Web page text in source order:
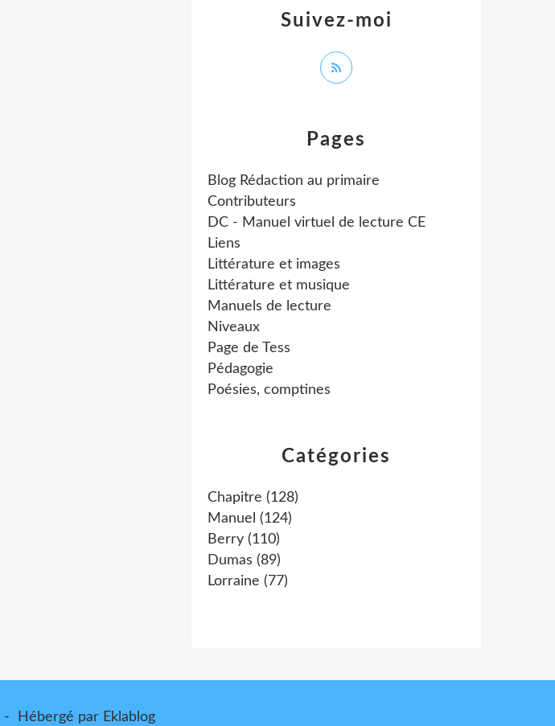
Catégories
Chapitre (128)
Manuel (124)
Berry (110)
Dumas (89)
Lorraine (77)
Pages
Blog Rédaction au primaire
Contributeurs
DC - Manuel virtuel de lecture CE
Liens
Littérature et images
Littérature et musique
Manuels de lecture
Niveaux
Page de Tess
Pédagogie
Poésies, comptines
Suivez-moi
- Hébergé par Eklablog